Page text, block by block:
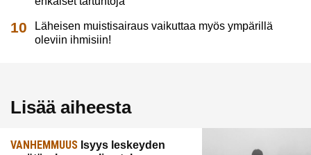
Läheisen muistisairaus vaikuttaa myös ympärillä
oleviin ihmisiin!
Lisää aiheesta
VANHEMMUUS Isyys leskeyden